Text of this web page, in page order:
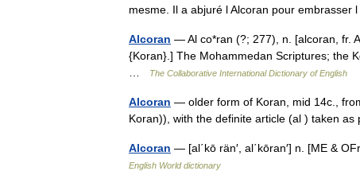
mesme. Il a abjuré l Alcoran pour
Alcoran — Al co*ran (?; 277), n. [alcoran, fr.
{Koran}.] The Mohammedan Scriptures; the
The Collaborative International Dictionary of English
Alcoran — older form of Koran, mid 14c.,
Koran)), with the definite article (al ) taken
Alcoran — [al΄kō rän′, al΄kōran′] n. [ME &
English World dictionary